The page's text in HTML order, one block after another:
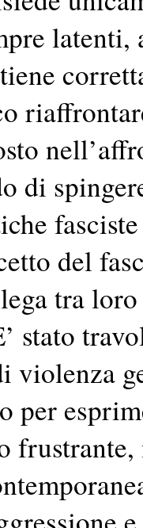
di
del
tra
stato
violenza
per